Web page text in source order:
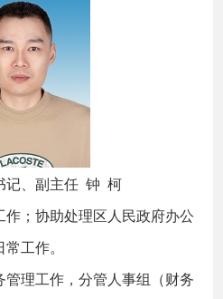
、副主任 钟 柯
；协助处理区人民政府办公
工作。
理工作，分管人事组（财务